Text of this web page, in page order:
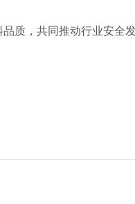
质，共同推动行业安全